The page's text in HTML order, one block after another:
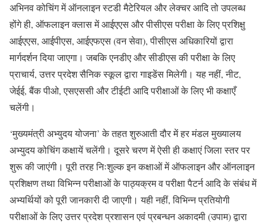
अभिनव कोचिंग में ऑनलाइन स्टडी मैटेरियल और लेक्चर आदि तो उपलब्ध
होंगे ही, ऑफलाइन क्लास में आईएएस और पीसीएस परीक्षा के लिए प्रशिक्षु
आईएएस, आईपीएस, आईएफएस (वन सेवा), पीसीएस अधिकारियों द्वारा
मार्गदर्शन दिया जाएगा। जबकि एनडीए और सीडीएस की परीक्षा के लिए
प्राचार्य, उत्तर प्रदेश सैनिक स्कूल द्वारा गाइडेंस मिलेगी। यह नहीं, नीट,
जेईई, बैंक पीओ, एसएससी और टीईटी आदि परीक्षाओं के लिए भी कक्षाएँ
चलेंगी।
‘मुख्यमंत्री अभ्युदय योजना’ के तहत शुरुआती दौर में हर मंडल मुख्यालय
अभ्युदय कोचिंग कक्षायें चलेंगी। दूसरे चरण में ऐसी ही कक्षाएं जिला स्तर पर
शुरू की जाएंगी। पूरी तरह निःशुल्क इन कक्षाओं में ऑफलाइन और ऑनलाइन
प्रशिक्षण तथा विभिन्न परीक्षाओं के पाठ्यक्रम व परीक्षा पैटर्न आदि के संबंध में
अभ्यर्थियों को पूरी जानकारी दी जाएगी। यही नहीं, विभिन्न प्रतियोगी
परीक्षाओं के लिए उत्तर प्रदेश प्रशासन एवं प्रबन्धन अकादमी (उपाम) द्वारा